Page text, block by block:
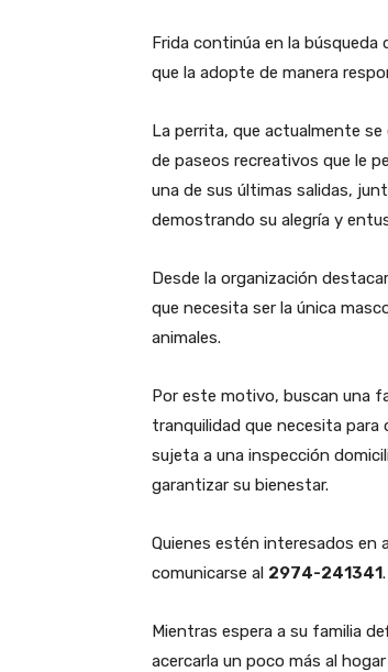
Frida continúa en la
que la adopte de manera
La perrita, que actualmente
de paseos recreativos que le
una de sus últimas salidas,
demostrando su alegría y
Desde la organización
que necesita ser la única
animales.
Por este motivo, buscan una
tranquilidad que necesita para
sujeta a una inspección
garantizar su bienestar.
Quienes estén interesados en
comunicarse al 2974-241341.
Mientras espera a su familia
acercarla un poco más al